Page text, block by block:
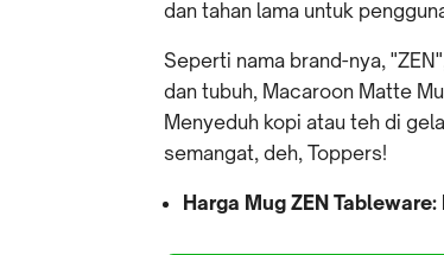
dan tahan lama untuk
Seperti nama brand-nya,
dan tubuh, Macaroon Matte
Menyeduh kopi atau teh di
semangat, deh, Toppers!
Harga Mug ZEN